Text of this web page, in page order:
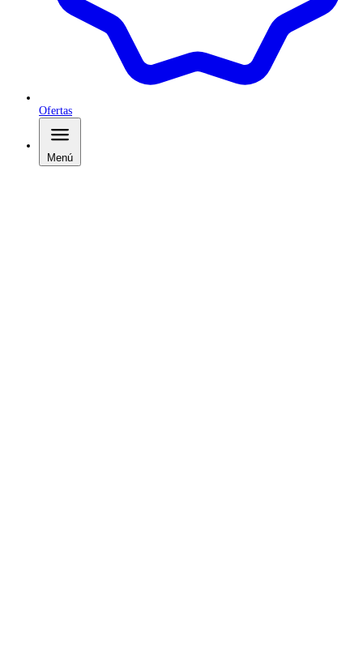
Ofertas
Menú